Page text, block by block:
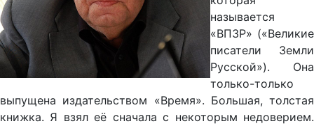
называется
«ВПЗР» («Великие
писатели Земли
Русской»). Она
только-только
выпущена издательством «Время». Большая, толстая
книжка. Я взял её сначала с некоторым недоверием.